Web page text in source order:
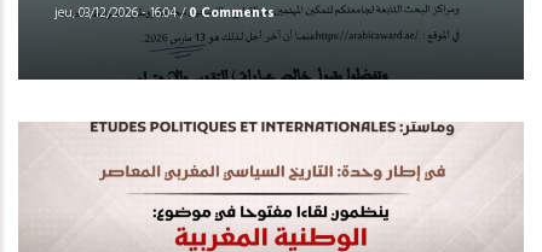
jeu, 03/12/2026 - 16:04/0 Comments